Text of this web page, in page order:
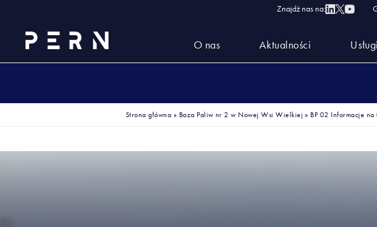
Znajdź nas na:
O nas Aktualności Usługi
Strona główna » Baza Paliw nr 2 w Nowej Wsi Wielkiej » BP 02 Informacje